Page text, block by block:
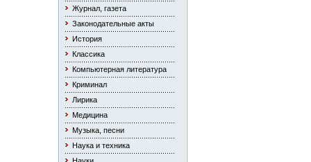
Журнал, газета
Законодательные акты
История
Классика
Компьютерная литература
Криминал
Лирика
Медицина
Музыка, песни
Наука и техника